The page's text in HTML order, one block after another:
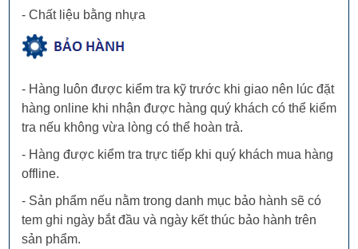
- Chất liệu bằng nhựa
- Hàng luôn được kiểm tra kỹ trước khi giao nên lúc đặt
hàng online khi nhận được hàng quý khách có thể kiểm
tra nếu không vừa lòng có thể hoàn trả.
- Hàng được kiểm tra trực tiếp khi quý khách mua hàng
offline.
- Sản phẩm nếu nằm trong danh mục bảo hành sẽ có
tem ghi ngày bắt đầu và ngày kết thúc bảo hành trên
sản phẩm.